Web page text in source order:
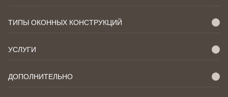
ТИПЫ ОКОННЫХ КОНСТРУКЦИЙ
УСЛУГИ
ДОПОЛНИТЕЛЬНО